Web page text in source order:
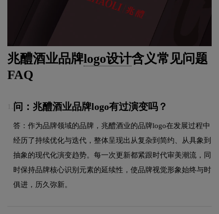
兆醴酒业品牌logo设计含义常见问题
FAQ
问：兆醴酒业品牌logo有过演变吗？
答：作为品牌领域的品牌，兆醴酒业的品牌logo在发展过程中
经历了持续优化与迭代，整体呈现出从复杂到简约、从具象到
抽象的现代化演变趋势。每一次更新都紧跟时代审美潮流，同
时保持品牌核心识别元素的延续性，使品牌视觉形象始终与时
俱进，历久弥新。